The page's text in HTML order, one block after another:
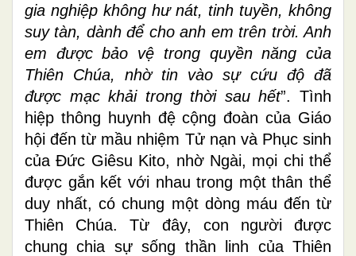
gia nghiệp không hư nát, tinh tuyền, không
suy tàn, dành để cho anh em trên trời. Anh
em được bảo vệ trong quyền năng của
Thiên Chúa, nhờ tin vào sự cứu độ đã
được mạc khải trong thời sau hết”. Tình
hiệp thông huynh đệ cộng đoàn của Giáo
hội đến từ mầu nhiệm Tử nạn và Phục sinh
của Đức Giêsu Kito, nhờ Ngài, mọi chi thể
được gắn kết với nhau trong một thân thể
duy nhất, có chung một dòng máu đến từ
Thiên Chúa. Từ đây, con người được
chung chia sự sống thần linh của Thiên